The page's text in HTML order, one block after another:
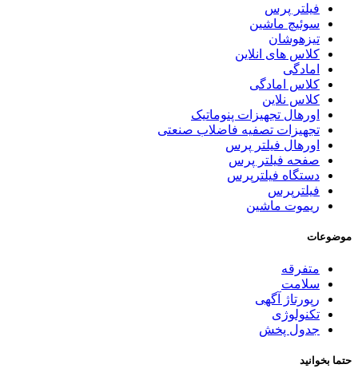
فیلتر پرس
سوئیچ ماشین
تیزهوشان
کلاس های انلاین
امادگی
کلاس امادگی
کلاس نلاین
اورهال تجهیزات پنوماتیک
تجهیزات تصفیه فاضلاب صنعتی
اورهال فیلتر پرس
صفحه فیلتر پرس
دستگاه فیلترپرس
فیلترپرس
ریموت ماشین
موضوعات
متفرقه
سلامت
رپورتاژ آگهی
تکنولوژی
جدول پخش
حتما بخوانید